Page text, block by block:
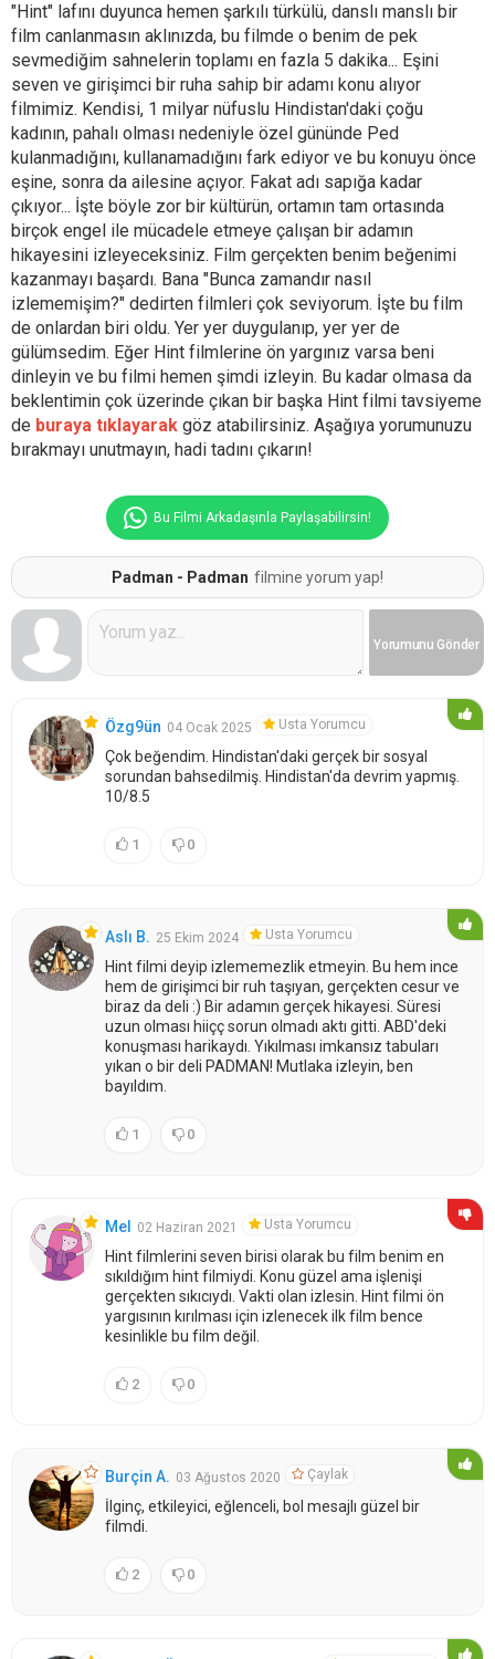
"Hint" lafını duyunca hemen şarkılı türkülü, danslı manslı bir
film canlanmasın aklınızda, bu filmde o benim de pek
sevmediğim sahnelerin toplamı en fazla 5 dakika... Eşini
seven ve girişimci bir ruha sahip bir adamı konu alıyor
filmimiz. Kendisi, 1 milyar nüfuslu Hindistan'daki çoğu
kadının, pahalı olması nedeniyle özel gününde Ped
kulanmadığını, kullanamadığını fark ediyor ve bu konuyu önce
eşine, sonra da ailesine açıyor. Fakat adı sapığa kadar
çıkıyor... İşte böyle zor bir kültürün, ortamın tam ortasında
birçok engel ile mücadele etmeye çalışan bir adamın
hikayesini izleyeceksiniz. Film gerçekten benim beğenimi
kazanmayı başardı. Bana "Bunca zamandır nasıl
izlememişim?" dedirten filmleri çok seviyorum. İşte bu film
de onlardan biri oldu. Yer yer duygulanıp, yer yer de
gülümsedim. Eğer Hint filmlerine ön yargınız varsa beni
dinleyin ve bu filmi hemen şimdi izleyin. Bu kadar olmasa da
beklentimin çok üzerinde çıkan bir başka Hint filmi tavsiyeme
de buraya tıklayarak göz atabilirsiniz. Aşağıya yorumunuzu
bırakmayı unutmayın, hadi tadını çıkarın!
Bu Filmi Arkadaşınla Paylaşabilirsin!
Padman - Padman filmine yorum yap!
Yorumunu Gönder
Özg9ün 04 Ocak 2025 Usta Yorumcu
Çok beğendim. Hindistan'daki gerçek bir sosyal
sorundan bahsedilmiş. Hindistan'da devrim yapmış.
10/8.5
1 0
Aslı B. 25 Ekim 2024 Usta Yorumcu
Hint filmi deyip izlememezlik etmeyin. Bu hem ince
hem de girişimci bir ruh taşıyan, gerçekten cesur ve
biraz da deli :) Bir adamın gerçek hikayesi. Süresi
uzun olması hiiçç sorun olmadı aktı gitti. ABD'deki
konuşması harikaydı. Yıkılması imkansız tabuları
yıkan o bir deli PADMAN! Mutlaka izleyin, ben
bayıldım.
1 0
Mel 02 Haziran 2021 Usta Yorumcu
Hint filmlerini seven birisi olarak bu film benim en
sıkıldığım hint filmiydi. Konu güzel ama işlenişi
gerçekten sıkıcıydı. Vakti olan izlesin. Hint filmi ön
yargısının kırılması için izlenecek ilk film bence
kesinlikle bu film değil.
2 0
Burçin A. 03 Ağustos 2020 Çaylak
İlginç, etkileyici, eğlenceli, bol mesajlı güzel bir
filmdi.
2 0